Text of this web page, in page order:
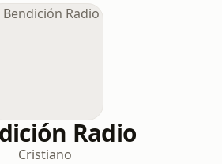
Radio
Cristiano